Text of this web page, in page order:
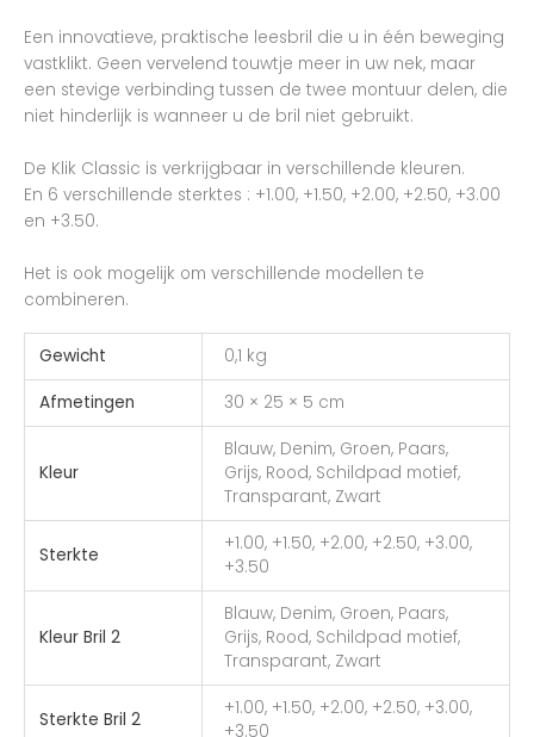
Een innovatieve, praktische leesbril die u in één beweging
vastklikt. Geen vervelend touwtje meer in uw nek, maar
een stevige verbinding tussen de twee montuur delen, die
niet hinderlijk is wanneer u de bril niet gebruikt.
De Klik Classic is verkrijgbaar in verschillende kleuren.
En 6 verschillende sterktes : +1.00, +1.50, +2.00, +2.50, +3.00
en +3.50.
Het is ook mogelijk om verschillende modellen te
combineren.
Gewicht 0,1 kg
Afmetingen 30 × 25 × 5 cm
Kleur
Blauw, Denim, Groen, Paars,
Grijs, Rood, Schildpad motief,
Transparant, Zwart
Sterkte
+1.00, +1.50, +2.00, +2.50, +3.00,
+3.50
Kleur Bril 2
Blauw, Denim, Groen, Paars,
Grijs, Rood, Schildpad motief,
Transparant, Zwart
Sterkte Bril 2
+1.00, +1.50, +2.00, +2.50, +3.00,
+3.50